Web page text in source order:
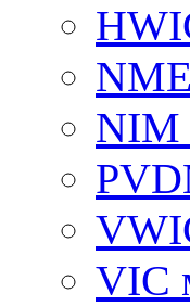
NIM
VIC